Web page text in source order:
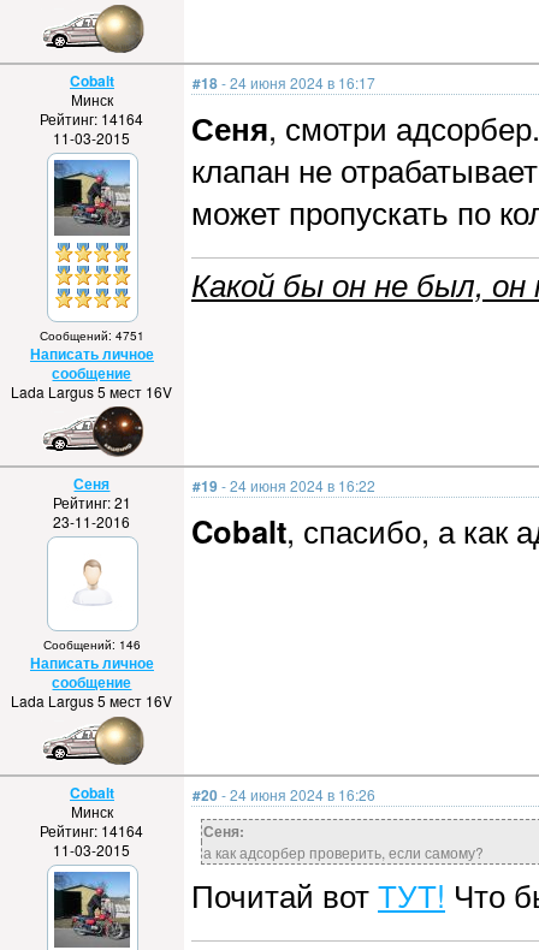
Cobalt
Минск
Рейтинг: 14164
11-03-2015
Сообщений: 4751
Написать личное
сообщение
Lada Largus 5 мест 16V
#18- 24 июня 2024 в 16:17
Сеня, смотри
клапан не
может пропускать по
Какой бы он не был, он
Сеня
Рейтинг: 21
23-11-2016
Сообщений: 146
Написать личное
сообщение
Lada Largus 5 мест 16V
#19- 24 июня 2024 в 16:22
Cobalt, спасибо, а как
Cobalt
Минск
Рейтинг: 14164
11-03-2015
#20- 24 июня 2024 в 16:26
Сеня:
а как адсорбер проверить, если самому?
Почитай вотТУТ! Что